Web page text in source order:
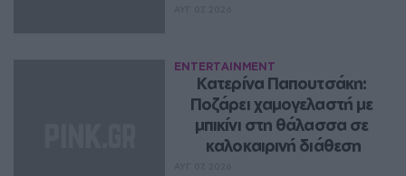
ENTERTAINMENT
Κατερίνα Παπουτσάκη:
Ποζάρει χαμογελαστή με
μπικίνι στη θάλασσα σε
καλοκαιρινή διάθεση